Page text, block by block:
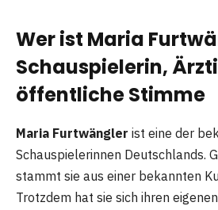
Wer ist Maria
Schauspielerin,
öffentliche Stimme
Maria Furtwängler ist eine der
Schauspielerinnen Deutschlands.
stammt sie aus einer bekannten
Trotzdem hat sie sich ihren